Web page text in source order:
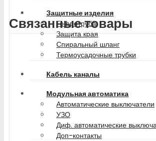
Защитные изделия
Гофротруба
Защита края
Спиральный шланг
Термоусадочные трубки
Кабель каналы
Модульная автоматика
Автоматические выключатели
УЗО
Диф. автоматические
Доп-контакты
Связанные товары